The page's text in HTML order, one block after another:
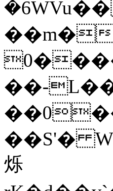
��m�
��-
��S'�
烁